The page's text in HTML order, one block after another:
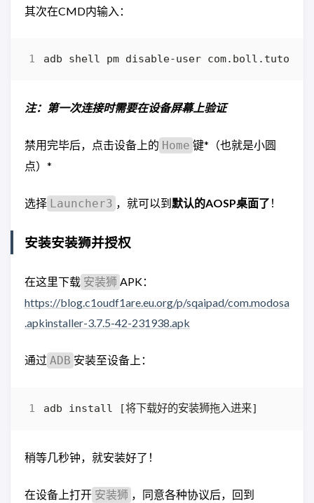
其次在CMD内输入：
注：第一次连接时需要在设备屏幕上验证
禁用完毕后，点击设备上的 Home 键*（也就是小圆
点）*
选择 Launcher3 ，就可以到 默认的AOSP桌面了 ！
安装安装狮并授权
在这里下载 安装狮 APK：
https://blog.c1oudf1are.eu.org/p/sqaipad/com.modosa
.apkinstaller-3.7.5-42-231938.apk
通过 ADB 安装至设备上：
稍等几秒钟，就安装好了！
在设备上打开 安装狮 ，同意各种协议后，回到